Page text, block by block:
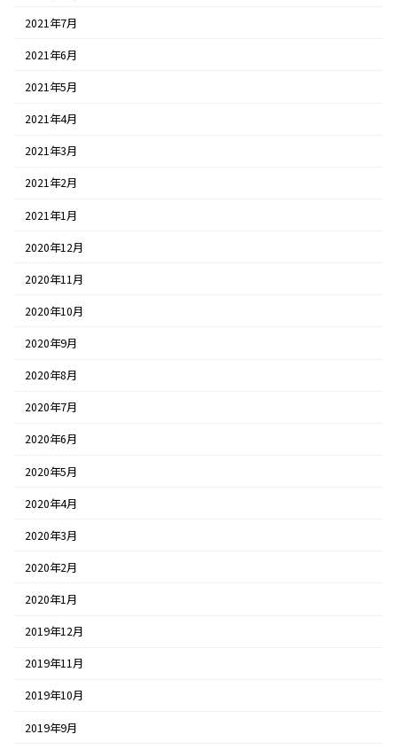
2021年7月
2021年6月
2021年5月
2021年4月
2021年3月
2021年2月
2021年1月
2020年12月
2020年11月
2020年10月
2020年9月
2020年8月
2020年7月
2020年6月
2020年5月
2020年4月
2020年3月
2020年2月
2020年1月
2019年12月
2019年11月
2019年10月
2019年9月